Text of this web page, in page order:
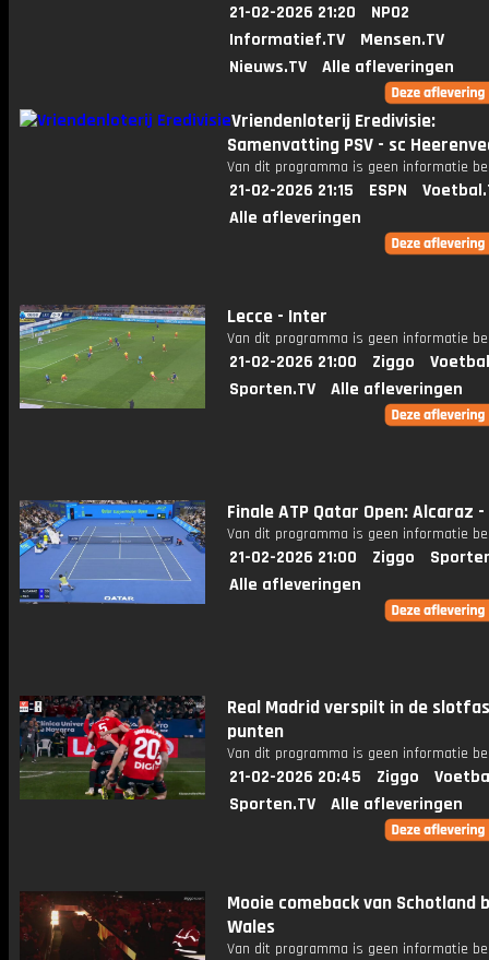
21-02-2026 21:20
NPO2
Informatief.TV
Mensen.TV
Nieuws.TV
Alle afleveringen
Vriendenloterij Eredivisie:
Samenvatting PSV - sc
Van dit programma is geen informatie
21-02-2026 21:15 ESPN
Alle afleveringen
Lecce - Inter
Van dit programma is geen informatie
21-02-2026 21:00 Ziggo
Sporten.TV
Alle afleveringen
Finale ATP Qatar Open: Alcaraz -
Van dit programma is geen informatie
21-02-2026 21:00 Ziggo
Alle afleveringen
Real Madrid verspilt in de
punten
Van dit programma is geen informatie
21-02-2026 20:45 Ziggo
Sporten.TV
Alle afleveringen
Mooie comeback van Schotland
Wales
Van dit programma is geen informatie